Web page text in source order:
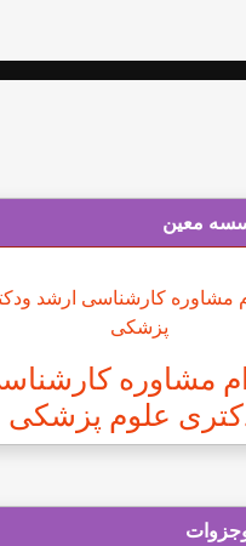
برای مطالعه انتخاب می کنید
معین
مشاوره
علوم پزشکی